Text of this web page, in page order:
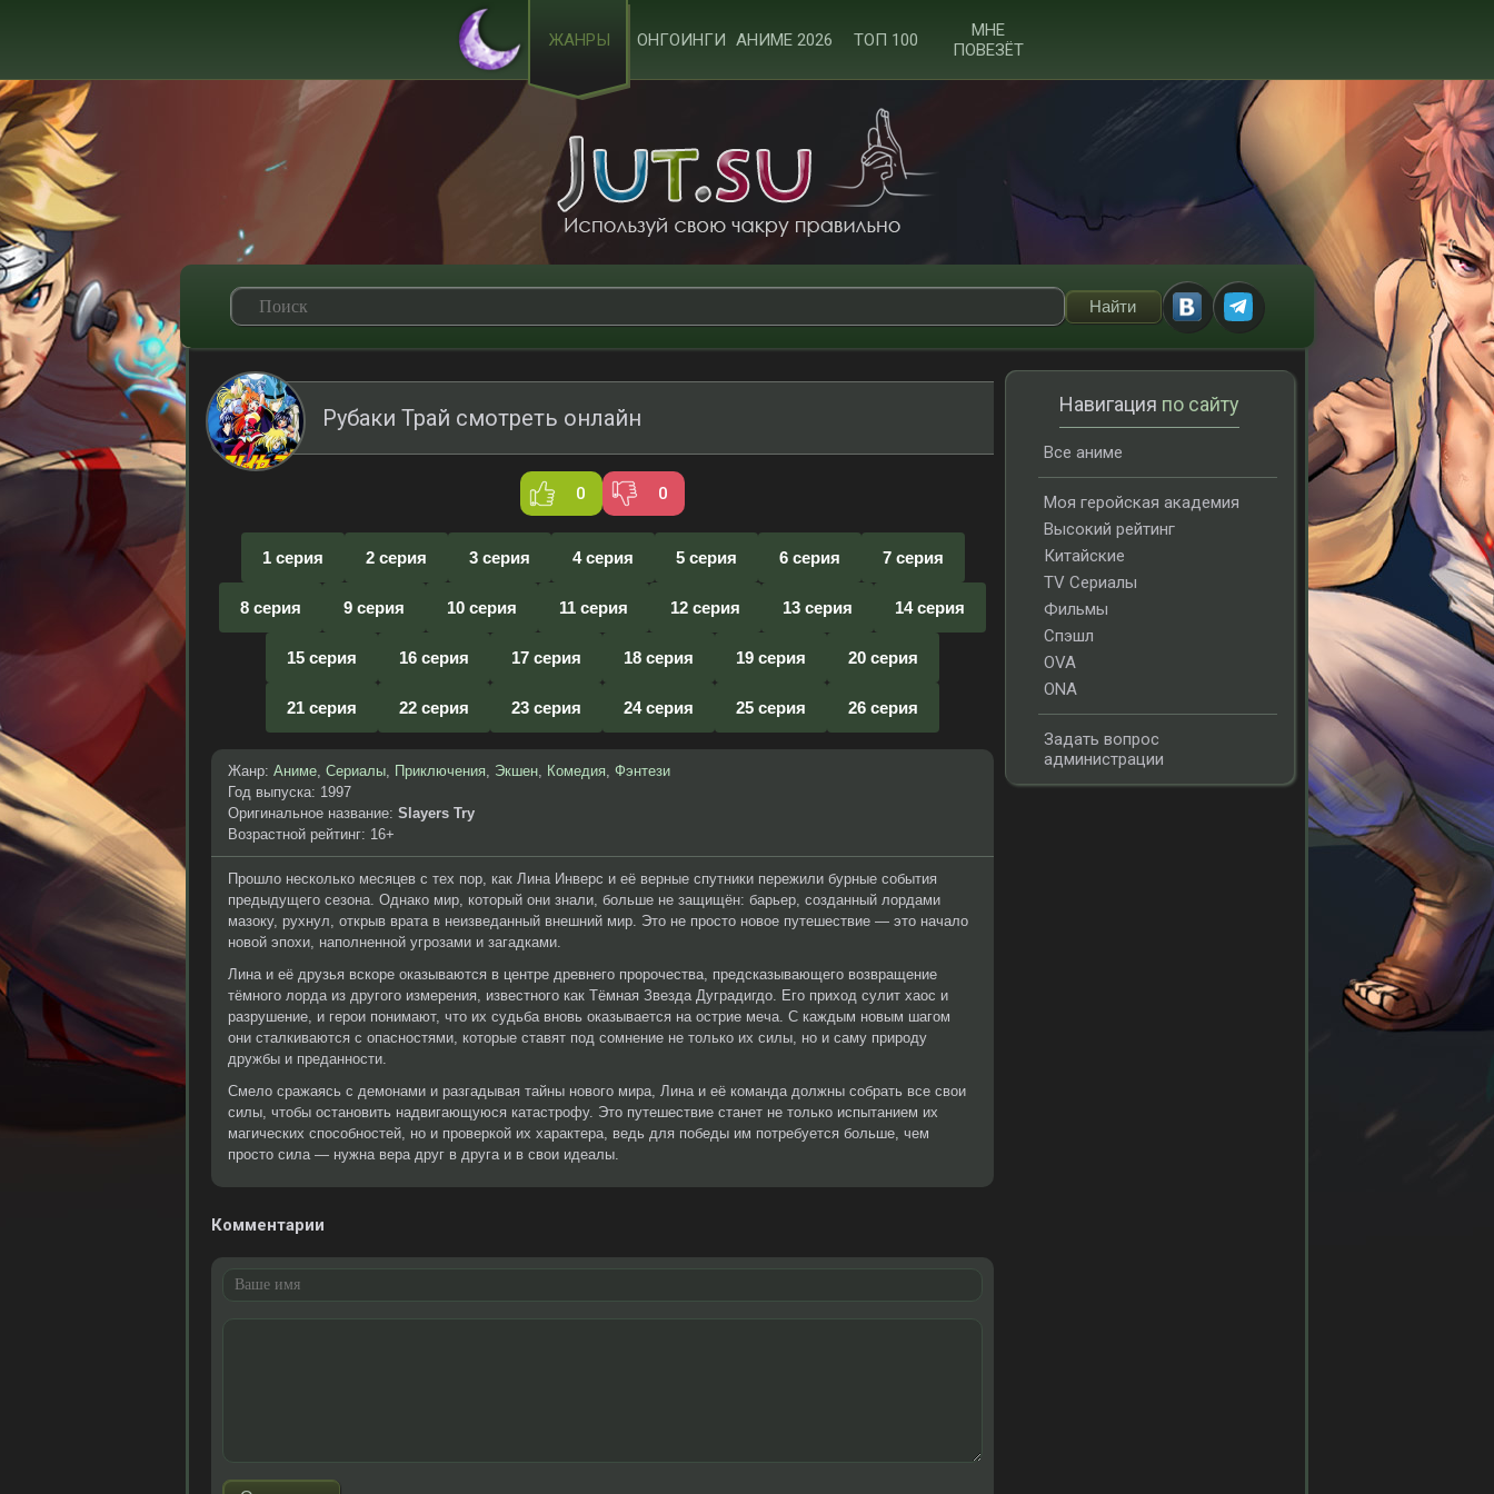
ЖАНРЫ ОНГОИНГИ АНИМЕ 2026 ТОП 100
МНЕ
ПОВЕЗЁТ
Рубаки Трай смотреть онлайн
0 0
1 серия 2 серия 3 серия 4 серия 5 серия 6 серия 7 серия
8 серия 9 серия 10 серия 11 серия 12 серия 13 серия 14 серия
15 серия 16 серия 17 серия 18 серия 19 серия 20 серия
21 серия 22 серия 23 серия 24 серия 25 серия 26 серия
Жанр: Аниме, Сериалы, Приключения, Экшен, Комедия, Фэнтези
Год выпуска: 1997
Оригинальное название: Slayers Try
Возрастной рейтинг: 16+
Прошло несколько месяцев с тех пор, как Лина Инверс и её верные спутники пережили бурные события
предыдущего сезона. Однако мир, который они знали, больше не защищён: барьер, созданный лордами
мазоку, рухнул, открыв врата в неизведанный внешний мир. Это не просто новое путешествие — это начало
новой эпохи, наполненной угрозами и загадками.
Лина и её друзья вскоре оказываются в центре древнего пророчества, предсказывающего возвращение
тёмного лорда из другого измерения, известного как Тёмная Звезда Дуградигдо. Его приход сулит хаос и
разрушение, и герои понимают, что их судьба вновь оказывается на острие меча. С каждым новым шагом
они сталкиваются с опасностями, которые ставят под сомнение не только их силы, но и саму природу
дружбы и преданности.
Смело сражаясь с демонами и разгадывая тайны нового мира, Лина и её команда должны собрать все свои
силы, чтобы остановить надвигающуюся катастрофу. Это путешествие станет не только испытанием их
магических способностей, но и проверкой их характера, ведь для победы им потребуется больше, чем
просто сила — нужна вера друг в друга и в свои идеалы.
Комментарии
Навигация по сайту
Все аниме
Моя геройская академия
Высокий рейтинг
Китайские
TV Сериалы
Фильмы
Спэшл
OVA
ONA
Задать вопрос
администрации